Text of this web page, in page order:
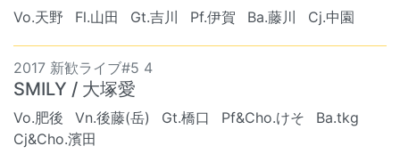
Vo.天野 Fl.山田 Gt.吉川 Pf.伊賀 Ba.藤川 Cj.中園
2017 新歓ライブ#5 4
SMILY / 大塚愛
Vo.肥後 Vn.後藤(岳) Gt.橋口 Pf&Cho.けそ
Ba.tkg
Cj&Cho.濱田